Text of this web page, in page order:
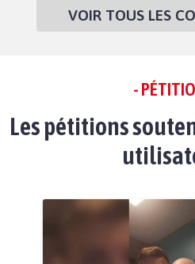
VOIR TOUS LES
-
Les pétitions